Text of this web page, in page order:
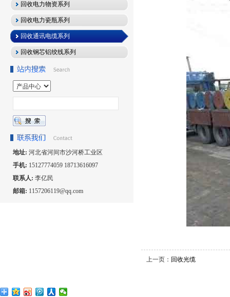
回收电力物资系列
回收电力瓷瓶系列
回收通讯电缆系列
回收钢芯铝绞线系列
地址: 河北省河间市沙河桥工业区
手机: 15127774059 18713616097
联系人: 李亿民
邮箱: 1157206119@qq.com
上一页： 回收光缆